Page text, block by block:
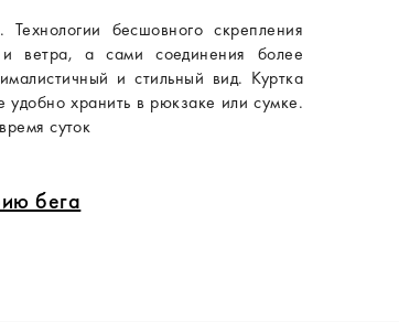
бесшовного скрепления
и ветра, а сами соединения более
и стильный вид. Куртка
удобно хранить в рюкзаке или сумке.
суток
бега